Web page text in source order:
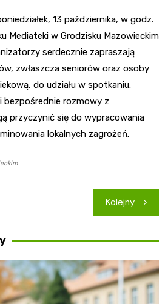
13 października, w godz.
Mediateki w Grodzisku Mazowieckim
serdecznie zapraszają
zwłaszcza seniorów oraz osoby
do udziału w spotkaniu.
bezpośrednie rozmowy z
przyczynić się do wypracowania
lokalnych zagrożeń.
Kolejny